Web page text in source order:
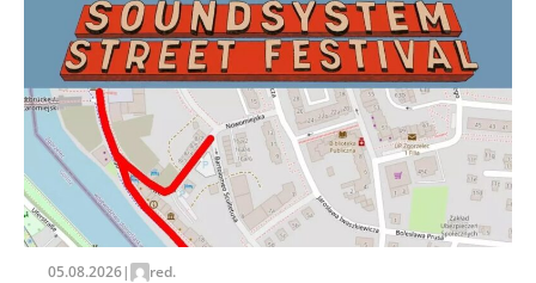
Zapamiętaj moje dane w tej przeglądarce podczas
pisania kolejnych komentarzy.
05.08.2026| red.